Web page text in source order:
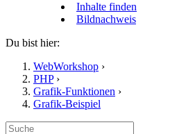
Inhalte finden
Bildnachweis
Du bist hier:
WebWorkshop ›
PHP ›
Grafik-Funktionen ›
Grafik-Beispiel